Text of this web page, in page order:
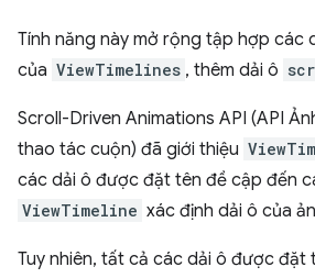
Tính năng này mở rộng tập hợp các
của ViewTimelines , thêm dải ô
Scroll-Driven Animations API (API
thao tác cuộn) đã giới thiệu
các dải ô được đặt tên đề cập đến
ViewTimeline xác định dải ô của
Tuy nhiên, tất cả các dải ô được